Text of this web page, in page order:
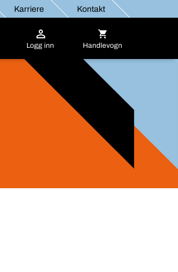
Karriere Kontakt
Logg inn Handlevogn